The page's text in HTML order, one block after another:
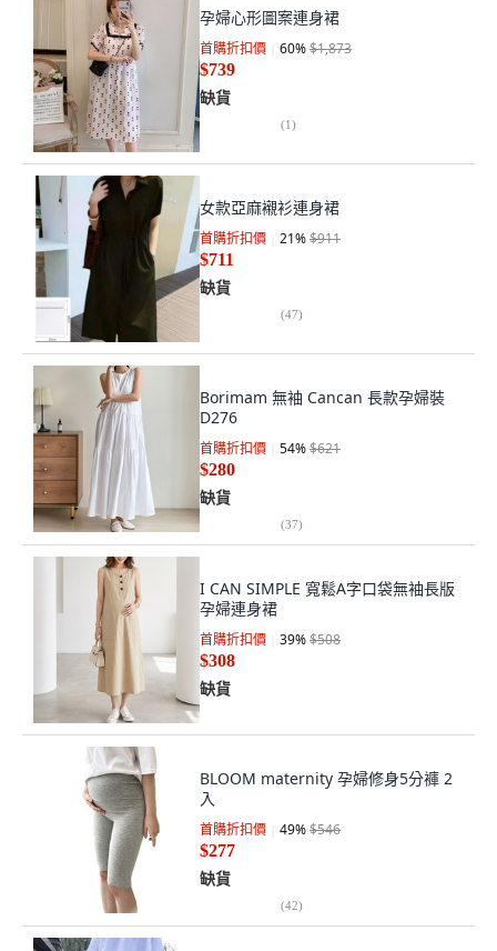
孕婦心形圖案連身裙
首購折扣價 60%$1,873
$739
缺貨
(1)
女款亞麻襯衫連身裙
首購折扣價 21%$911
$711
缺貨
(47)
Borimam 無袖 Cancan 長款孕婦裝
D276
首購折扣價 54%$621
$280
缺貨
(37)
I CAN SIMPLE 寬鬆A字口袋無袖長版
孕婦連身裙
首購折扣價 39%$508
$308
缺貨
BLOOM maternity 孕婦修身5分褲 2
入
首購折扣價 49%$546
$277
缺貨
(42)